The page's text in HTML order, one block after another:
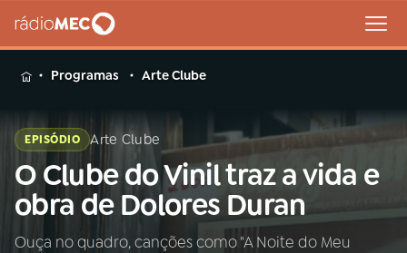
MENU
Buscar
na
Rádio
MEC
Buscar
Programas Arte Clube
EPISÓDIO Arte Clube
O Clube do Vinil traz a vida e
obra de Dolores Duran
Ouça no quadro, canções como "A Noite do Meu